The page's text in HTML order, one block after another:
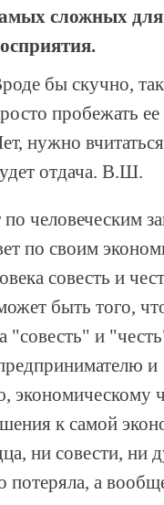
сложных для
бы скучно,
пробежать ее
нужно
отдача. В.Ш.
человеческим
по своим
совесть и
быть того,
"совесть" и
и
экономическому
к самой
ни совести, ни
потеряла, а